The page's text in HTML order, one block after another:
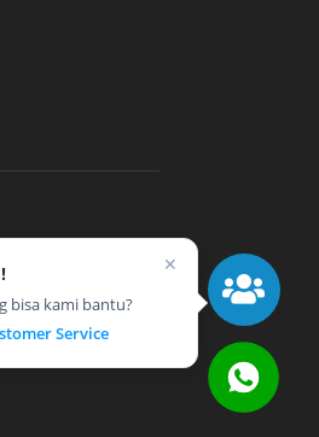
bisa kami bantu?
Service
✕